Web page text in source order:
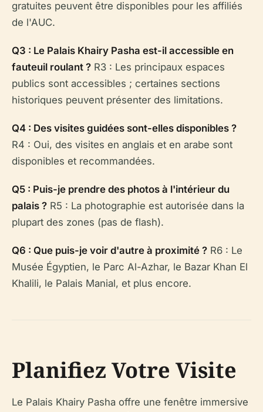
gratuites peuvent être disponibles pour les affiliés
de l'AUC.
Q3 : Le Palais Khairy Pasha est-il accessible en
fauteuil roulant ? R3 : Les principaux espaces
publics sont accessibles ; certaines sections
historiques peuvent présenter des limitations.
Q4 : Des visites guidées sont-elles disponibles ?
R4 : Oui, des visites en anglais et en arabe sont
disponibles et recommandées.
Q5 : Puis-je prendre des photos à l'intérieur du
palais ? R5 : La photographie est autorisée dans la
plupart des zones (pas de flash).
Q6 : Que puis-je voir d'autre à proximité ? R6 : Le
Musée Égyptien, le Parc Al-Azhar, le Bazar Khan El
Khalili, le Palais Manial, et plus encore.
Planifiez Votre Visite
Le Palais Khairy Pasha offre une fenêtre immersive